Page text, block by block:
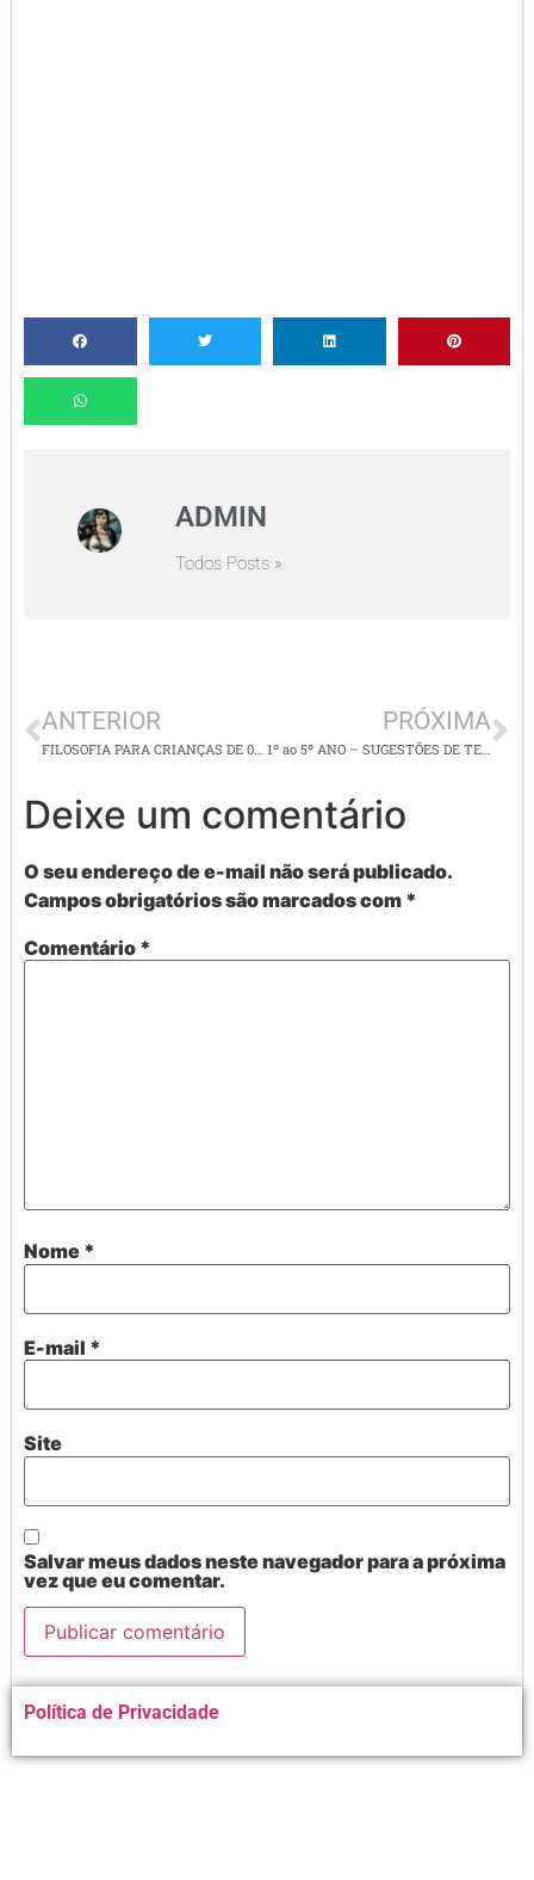
ADMIN
Todos Posts »
ANTERIOR
FILOSOFIA PARA CRIANÇAS DE 01 a 05 ANOS – VÁRIAS SUGESTÕES DE ATIVIDADES
PRÓXIMA
1º ao 5º ANO – SUGESTÕES DE TEXTOS E ATIVIDADES –
Deixe um comentário
O seu endereço de e-mail não será publicado.
Campos obrigatórios são marcados com *
Comentário *
Nome *
E-mail *
Site
Salvar meus dados neste navegador para a próxima
vez que eu comentar.
Alternative:
Política de Privacidade